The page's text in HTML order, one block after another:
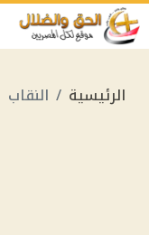
الرئيسية النقاب